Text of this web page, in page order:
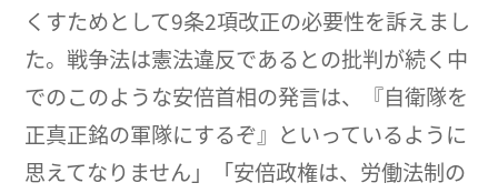
くすためとして9条2項改正の必要性を訴えまし
た。戦争法は憲法違反であるとの批判が続く中
でのこのような安倍首相の発言は、『自衛隊を
正真正銘の軍隊にするぞ』といっているように
思えてなりません」「安倍政権は、労働法制の